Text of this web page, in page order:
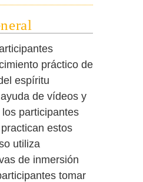
práctico de
espíritu
de vídeos y
participantes
estos
utiliza
de inmersión
tomar